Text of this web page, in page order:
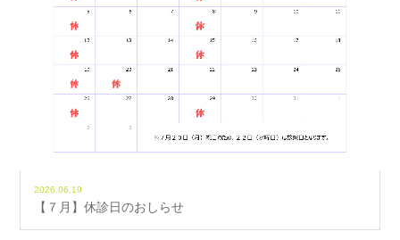
2026.06.19
【７月】休診日のおしらせ